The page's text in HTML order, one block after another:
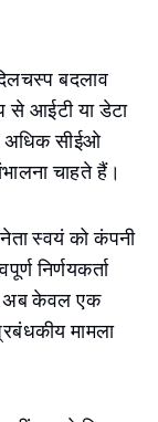
बदलाव
से आईटी या डेटा
अधिक सीईओ
चाहते हैं।
स्वयं को कंपनी
निर्णयकर्ता
अब केवल एक
मामला